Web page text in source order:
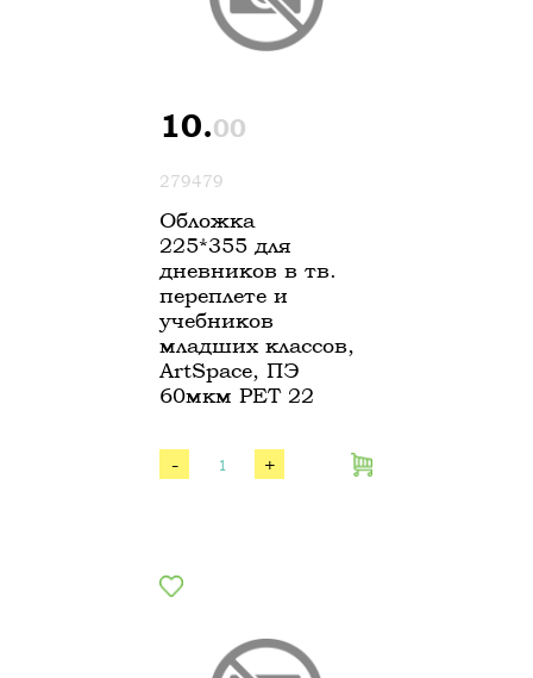
10.00
279479
Обложка
225*355 для
дневников в тв.
переплете и
учебников
младших классов,
ArtSpace, ПЭ
60мкм PET 22
- +